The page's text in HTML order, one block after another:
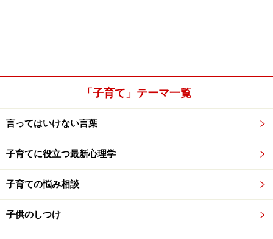
「子育て」テーマ一覧
言ってはいけない言葉
子育てに役立つ最新心理学
子育ての悩み相談
子供のしつけ